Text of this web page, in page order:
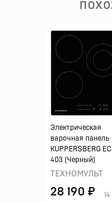
Электрическая
варочная панель
KUPPERSBERG
403 (Черный)
ТЕХНОМУЛЬТ
28 190 ₽ 14